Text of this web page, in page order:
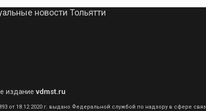
новости Тольятти
изданиеvdmst.ru
от 18.12.2020 г. выдано Федеральной службой по надзору в сфере